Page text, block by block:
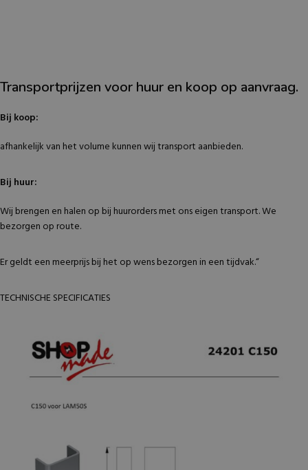
Transportprijzen voor huur en koop op aanvraag.
Bij koop:
afhankelijk van het volume kunnen wij transport aanbieden.
Bij huur:
Wij brengen en halen op bij huurorders met ons eigen transport. We
bezorgen op route.
Er geldt een meerprijs bij het op wens bezorgen in een tijdvak.“
TECHNISCHE SPECIFICATIES